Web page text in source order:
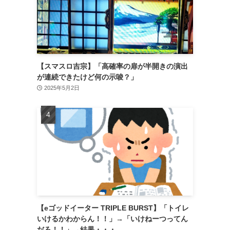
【スマスロ吉宗】「高確率の扉が半開きの演出
が連続できたけど何の示唆？」
2025年5月2日
【eゴッドイーター TRIPLE BURST】「トイレ
いけるかわからん！！」→「いけねーつってん